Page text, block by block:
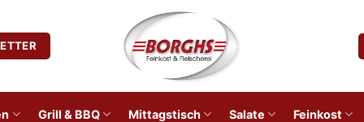
Grill & BBQ Mittagstisch Salate Feinkost